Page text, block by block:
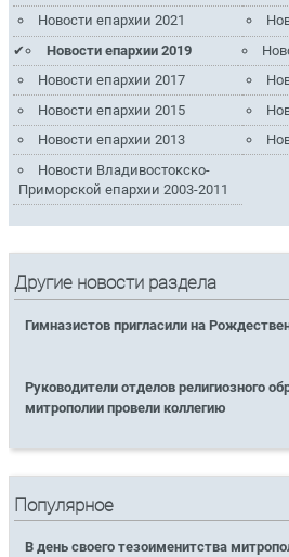
Новости епархии 2021
Новости епархии 2019
Новости епархии 2017
Новости епархии 2015
Новости епархии 2013
Новости Владивостокско-
Приморской епархии 2003-2011
Другие новости раздела
Гимназистов пригласили на
Руководители отделов религиозного
митрополии провели коллегию
Популярное
В день своего тезоименитства